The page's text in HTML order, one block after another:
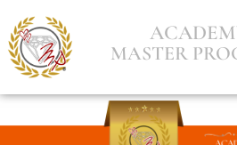
MASTER